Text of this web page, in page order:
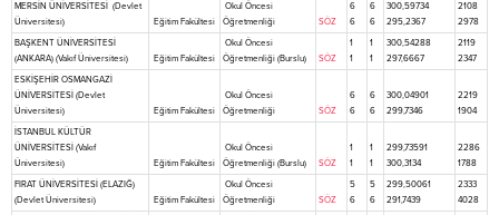
MERSİN ÜNİVERSİTESİ (Devlet
Üniversitesi)
Eğitim Fakültesi
Okul Öncesi
Öğretmenliği
SÖZ
6
6
6
6
300,59734
295,2367
2108
2978
BAŞKENT ÜNİVERSİTESİ
(ANKARA) (Vakıf Üniversitesi)
Eğitim Fakültesi
Okul Öncesi
Öğretmenliği (Burslu)
SÖZ
1
1
1
1
300,54288
297,6667
2119
2347
ESKİŞEHİR OSMANGAZİ
ÜNİVERSİTESİ (Devlet
Üniversitesi)
Eğitim Fakültesi
Okul Öncesi
Öğretmenliği
SÖZ
6
6
6
6
300,04901
299,7346
2219
1904
İSTANBUL KÜLTÜR
ÜNİVERSİTESİ (Vakıf
Üniversitesi)
Eğitim Fakültesi
Okul Öncesi
Öğretmenliği (Burslu)
SÖZ
1
1
1
1
299,73591
300,3134
2286
1788
FIRAT ÜNİVERSİTESİ (ELAZIĞ)
(Devlet Üniversitesi)
Eğitim Fakültesi
Okul Öncesi
Öğretmenliği
SÖZ
5
6
5
6
299,50061
291,7439
2333
4028